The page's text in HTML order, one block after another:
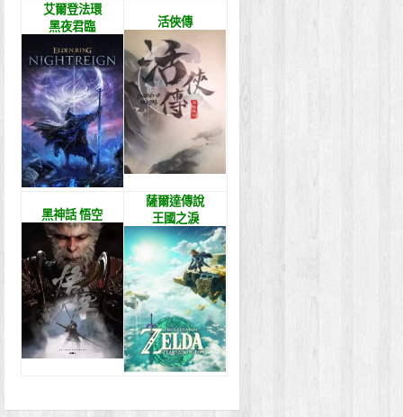
艾爾登法環
黑夜君臨
活俠傳
黑神話 悟空
薩爾達傳說
王國之淚